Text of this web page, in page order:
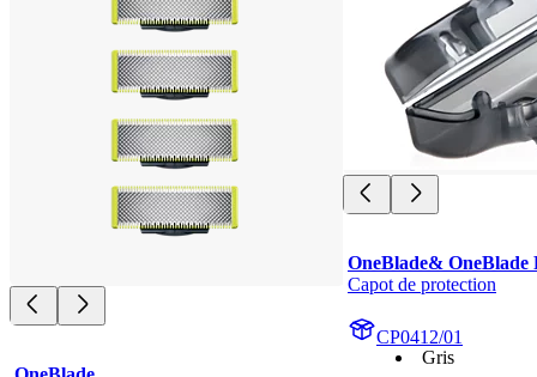
OneBlade&
Capot de protection
CP0412/01
Gris